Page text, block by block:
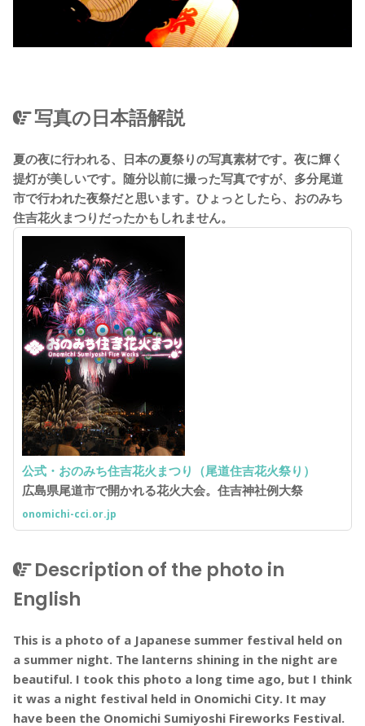
写真の日本語解説
夏の夜に行われる、日本の夏祭りの写真素材です。夜に輝く
提灯が美しいです。随分以前に撮った写真ですが、多分尾道
市で行われた夜祭だと思います。ひょっとしたら、おのみち
住吉花火まつりだったかもしれません。
公式・おのみち住吉花火まつり（尾道住吉花火祭り）
広島県尾道市で開かれる花火大会。住吉神社例大祭
onomichi-cci.or.jp
Description of the photo in
English
This is a photo of a Japanese summer festival held on
a summer night. The lanterns shining in the night are
beautiful. I took this photo a long time ago, but I think
it was a night festival held in Onomichi City. It may
have been the Onomichi Sumiyoshi Fireworks Festival.